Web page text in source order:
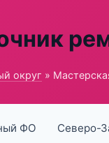
округ »
ФО Северо-